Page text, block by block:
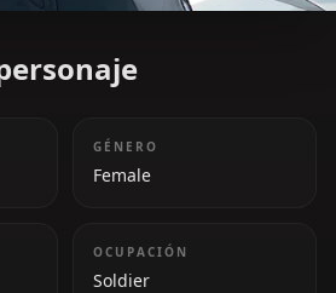
GÉNERO
Female
OCUPACIÓN
Soldier